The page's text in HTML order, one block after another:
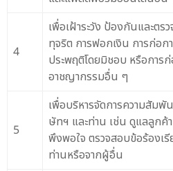
4
เพื่อเฝ้าระวัง ป้องกันและตร
ทุจริต การฟอกเงิน การก่อก
ประพฤติโดยมิชอบ หรือการ
อาชญากรรมอื่น ๆ
5
เพื่อบริหารจัดการความสัมพั
ษัทฯ และท่าน เช่น ดูแลลูกค้
พึงพอใจ ตรวจสอบข้อร้องเ
ท่านหรือจากผู้อื่น